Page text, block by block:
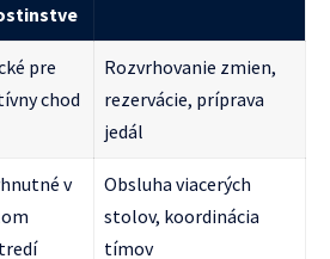
pre
chod
Rozvrhovanie zmien,
rezervácie, príprava
jedál
v
Obsluha viacerých
stolov, koordinácia
tímov